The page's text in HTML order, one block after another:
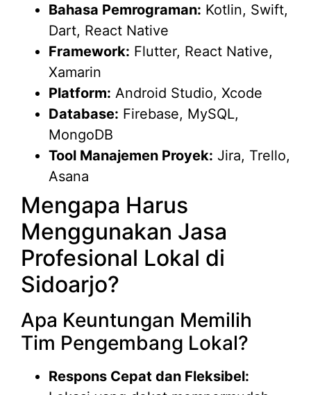
Bahasa Pemrograman: Kotlin, Swift,
Dart, React Native
Framework: Flutter, React Native,
Xamarin
Platform: Android Studio, Xcode
Database: Firebase, MySQL,
MongoDB
Tool Manajemen Proyek: Jira, Trello,
Asana
Mengapa Harus
Menggunakan Jasa
Profesional Lokal di
Sidoarjo?
Apa Keuntungan Memilih
Tim Pengembang Lokal?
Respons Cepat dan Fleksibel: